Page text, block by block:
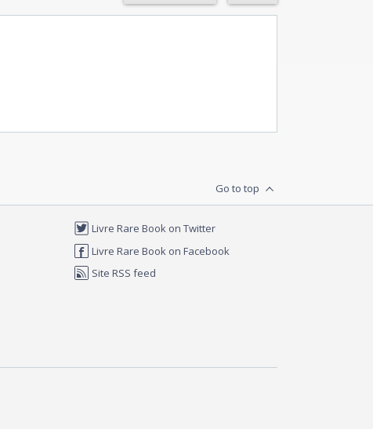
Go to top
Livre Rare Book on Twitter
Livre Rare Book on Facebook
Site RSS feed